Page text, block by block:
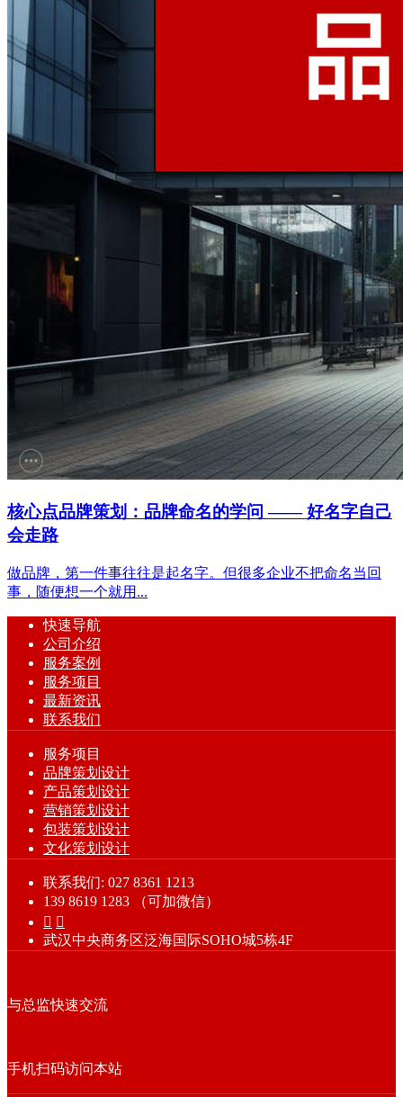
核心点品牌策划：品牌命名的学问 —— 好名字自己
会走路
做品牌，第一件事往往是起名字。但很多企业不把命名当回
事，随便想一个就用...
快速导航
公司介绍
服务案例
服务项目
最新资讯
联系我们
服务项目
品牌策划设计
产品策划设计
营销策划设计
包装策划设计
文化策划设计
联系我们: 027 8361 1213
139 8619 1283 （可加微信）
 
武汉中央商务区泛海国际SOHO城5栋4F
与总监快速交流
手机扫码访问本站